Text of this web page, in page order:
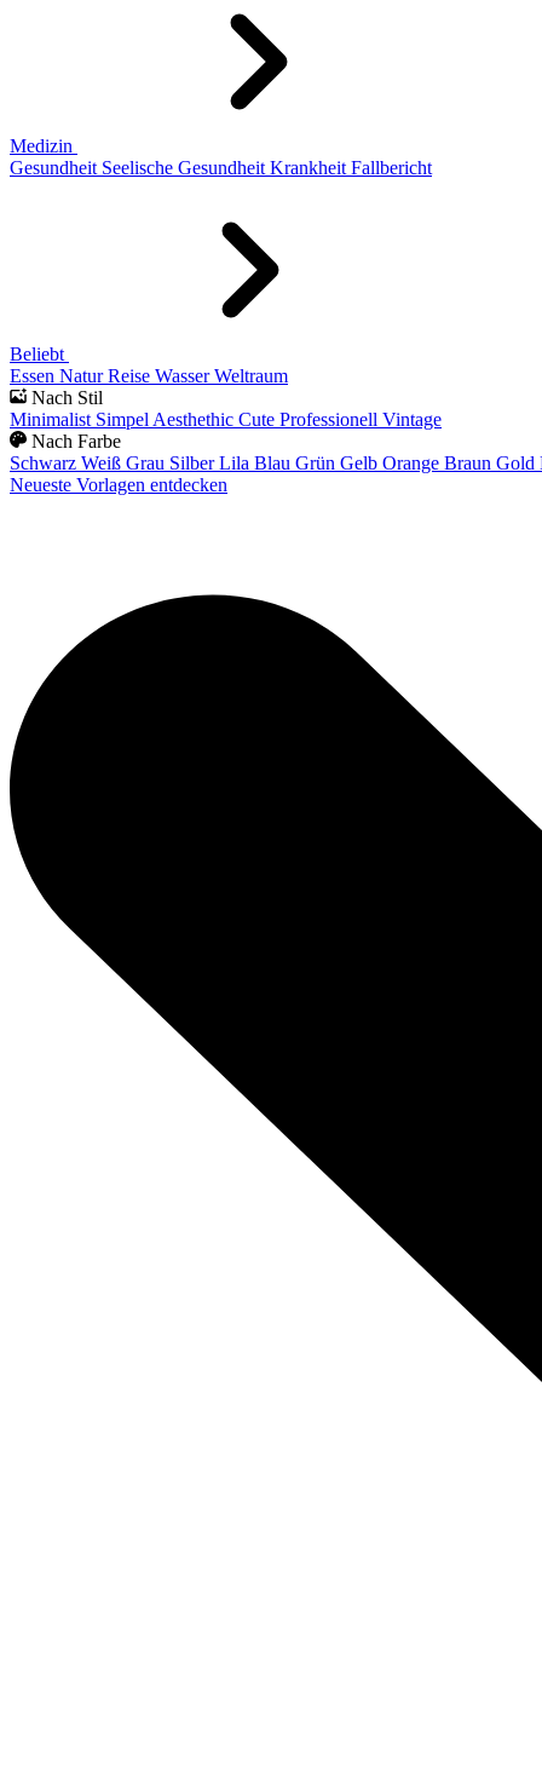
Medizin
Gesundheit Seelische Gesundheit Krankheit Fallbericht
Beliebt
Essen Natur Reise Wasser Weltraum
Nach Stil
Minimalist Simpel Aesthethic Cute Professionell Vintage
Nach Farbe
Schwarz Weiß Grau Silber Lila Blau Grün Gelb Orange Braun Gold
Neueste Vorlagen entdecken